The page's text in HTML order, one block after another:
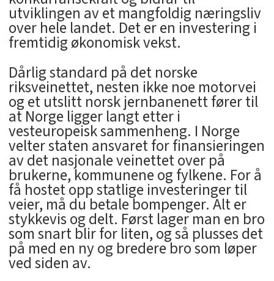
utviklingen av et mangfoldig næringsliv
over hele landet. Det er en investering i
fremtidig økonomisk vekst.
Dårlig standard på det norske
riksveinettet, nesten ikke noe motorvei
og et utslitt norsk jernbanenett fører til
at Norge ligger langt etter i
vesteuropeisk sammenheng. I Norge
velter staten ansvaret for finansieringen
av det nasjonale veinettet over på
brukerne, kommunene og fylkene. For å
få hostet opp statlige investeringer til
veier, må du betale bompenger. Alt er
stykkevis og delt. Først lager man en bro
som snart blir for liten, og så plusses det
på med en ny og bredere bro som løper
ved siden av.